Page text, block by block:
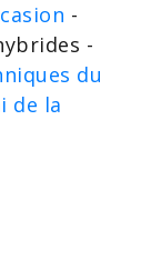
-
-
du
de la